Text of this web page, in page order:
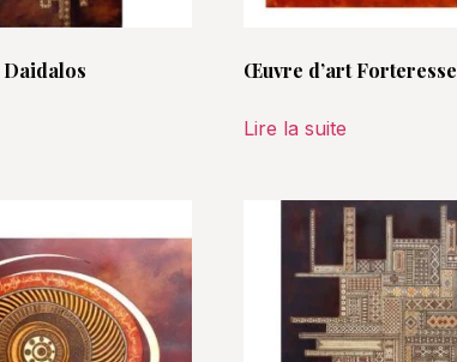
Œuvre d’art Forteresse
Lire la suite